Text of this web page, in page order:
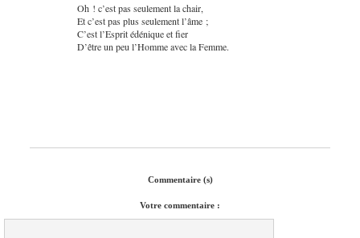
Oh ! c’est pas seulement la chair,
Et c’est pas plus seulement l’âme ;
C’est l’Esprit édénique et fier
D’être un peu l’Homme avec la Femme.
Commentaire (s)
Votre commentaire :